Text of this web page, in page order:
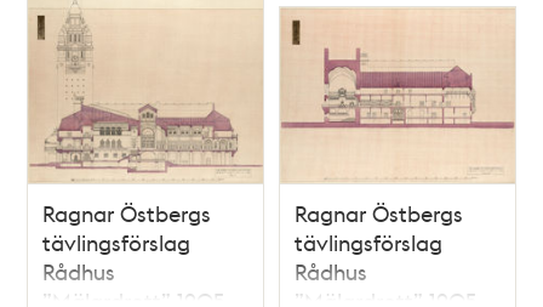
Ragnar Östbergs
tävlingsförslag
Rådhus
”Mälardrott” 1905,
Ragnar Östbergs
tävlingsförslag
Rådhus
”Mälardrott” 1905,